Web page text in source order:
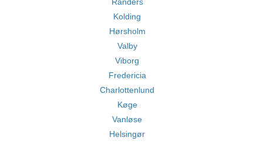
Kolding
Hørsholm
Valby
Viborg
Fredericia
Charlottenlund
Køge
Vanløse
Helsingør